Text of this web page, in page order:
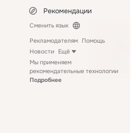
Рекомендации
Сменить язык
Рекламодателям Помощь
Новости Ещё
Мы применяем
рекомендательные технологии
Подробнее